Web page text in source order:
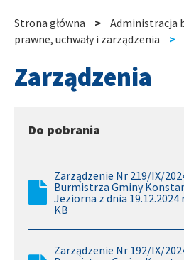
Ścieżka
nawigacyjna
Strona główna Administracja
prawne, uchwały i zarządzenia
Zarządzenia
Do pobrania
Zarządzenie Nr 219/IX/
Burmistrza Gminy
Jeziorna z dnia 19.12.2024
KB
Zarządzenie Nr 192/IX/